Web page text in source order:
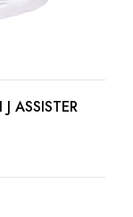
ASSISTER